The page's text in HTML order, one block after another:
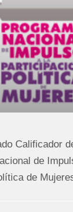
Calificador
de
de